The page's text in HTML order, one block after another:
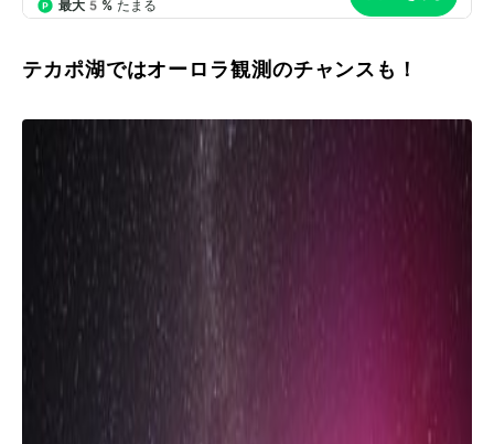
テカポ湖ではオーロラ観測のチャンスも！